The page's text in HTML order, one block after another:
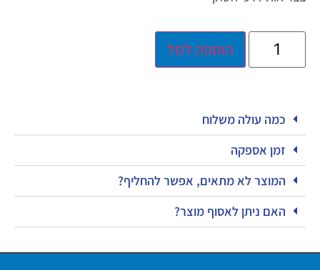
הוספה לסל
כמה עולה משלוח
זמן אספקה
המוצר לא מתאים, אפשר להחליף?
האם ניתן לאסוף מוצר?